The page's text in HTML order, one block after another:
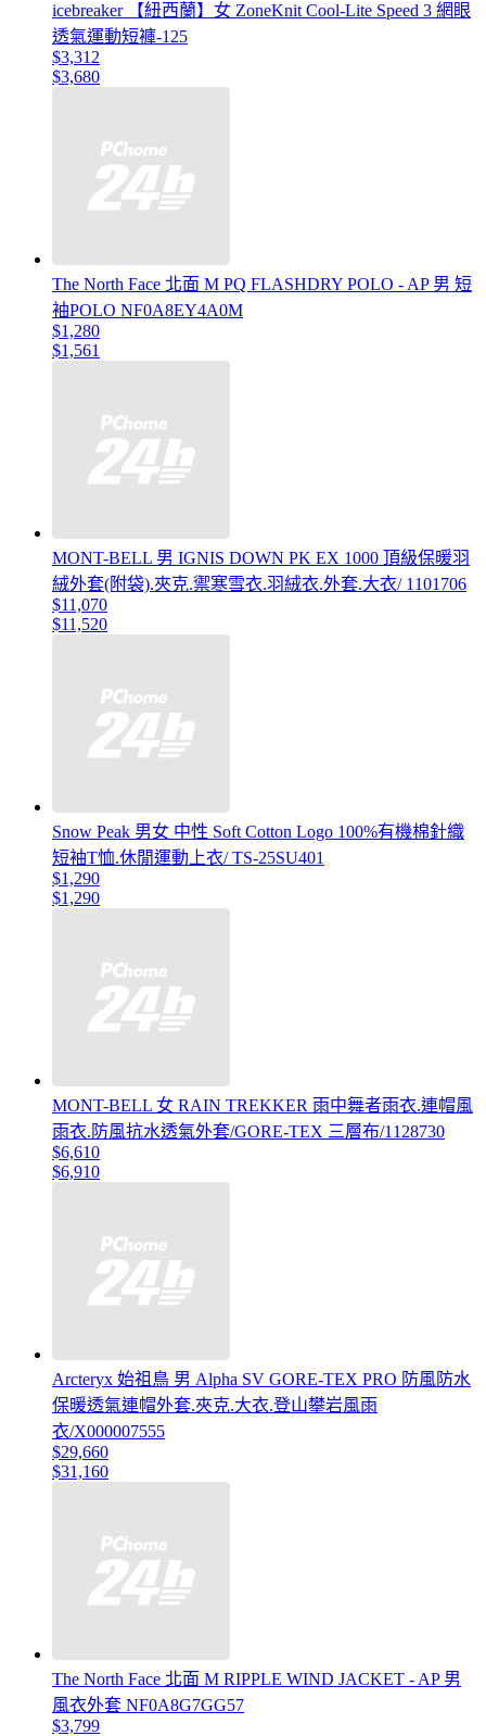
icebreaker 【紐西蘭】女 ZoneKnit Cool-Lite Speed 3 網眼
透氣運動短褲-125
$3,312
$3,680
The North Face 北面 M PQ FLASHDRY POLO - AP 男 短
袖POLO NF0A8EY4A0M
$1,280
$1,561
MONT-BELL 男 IGNIS DOWN PK EX 1000 頂級保暖羽
絨外套(附袋).夾克.禦寒雪衣.羽絨衣.外套.大衣/ 1101706
$11,070
$11,520
Snow Peak 男女 中性 Soft Cotton Logo 100%有機棉針織
短袖T恤.休閒運動上衣/ TS-25SU401
$1,290
$1,290
MONT-BELL 女 RAIN TREKKER 雨中舞者雨衣.連帽風
雨衣.防風抗水透氣外套/GORE-TEX 三層布/1128730
$6,610
$6,910
Arcteryx 始祖鳥 男 Alpha SV GORE-TEX PRO 防風防水
保暖透氣連帽外套.夾克.大衣.登山攀岩風雨
衣/X000007555
$29,660
$31,160
The North Face 北面 M RIPPLE WIND JACKET - AP 男
風衣外套 NF0A8G7GG57
$3,799